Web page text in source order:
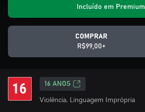
Incluído em Premium
COMPRAR
R$99,00+
16 ANOS
Violência, Linguagem Imprópria